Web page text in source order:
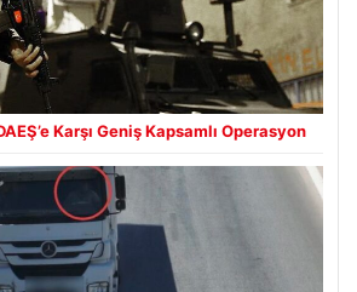
Karşı Geniş Kapsamlı Operasyon